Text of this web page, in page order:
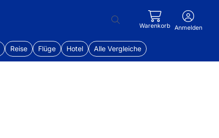
Warenkorb Anmelden
Reise Flüge Hotel Alle Vergleiche